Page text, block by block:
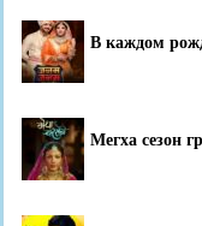
В каждом
Мегха сезон